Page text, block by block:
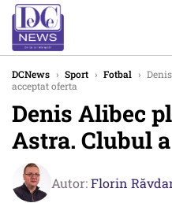
DCNews › Sport › Fotbal ›
acceptat oferta
Denis Alibec
Astra. Clubul
Autor:Florin